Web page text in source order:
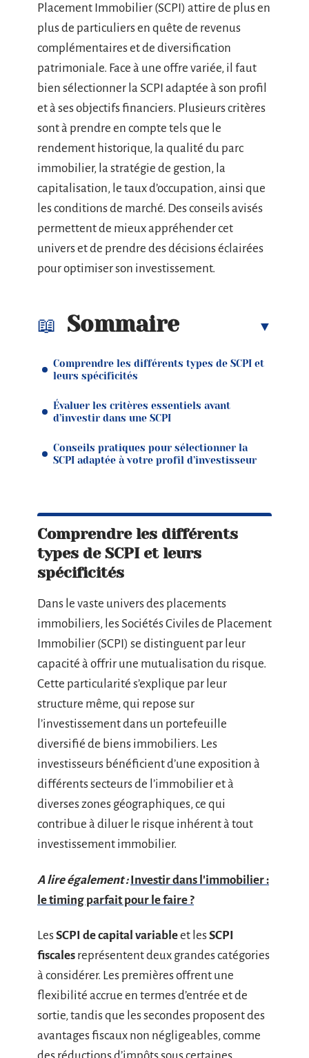
Placement Immobilier (SCPI) attire de plus en
plus de particuliers en quête de revenus
complémentaires et de diversification
patrimoniale. Face à une offre variée, il faut
bien sélectionner la SCPI adaptée à son profil
et à ses objectifs financiers. Plusieurs critères
sont à prendre en compte tels que le
rendement historique, la qualité du parc
immobilier, la stratégie de gestion, la
capitalisation, le taux d’occupation, ainsi que
les conditions de marché. Des conseils avisés
permettent de mieux appréhender cet
univers et de prendre des décisions éclairées
pour optimiser son investissement.
Sommaire
Comprendre les différents types de SCPI et
leurs spécificités
Évaluer les critères essentiels avant
d’investir dans une SCPI
Conseils pratiques pour sélectionner la
SCPI adaptée à votre profil d’investisseur
Comprendre les différents
types de SCPI et leurs
spécificités
Dans le vaste univers des placements
immobiliers, les Sociétés Civiles de Placement
Immobilier (SCPI) se distinguent par leur
capacité à offrir une mutualisation du risque.
Cette particularité s’explique par leur
structure même, qui repose sur
l’investissement dans un portefeuille
diversifié de biens immobiliers. Les
investisseurs bénéficient d’une exposition à
différents secteurs de l’immobilier et à
diverses zones géographiques, ce qui
contribue à diluer le risque inhérent à tout
investissement immobilier.
A lire également : Investir dans l'immobilier :
le timing parfait pour le faire ?
LesSCPI de capital variableet lesSCPI
fiscales représentent deux grandes catégories
à considérer. Les premières offrent une
flexibilité accrue en termes d’entrée et de
sortie, tandis que les secondes proposent des
avantages fiscaux non négligeables, comme